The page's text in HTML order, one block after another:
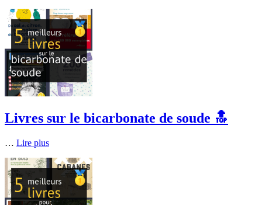
Livres sur le bicarbonate de soude 🔝
… Lire plus